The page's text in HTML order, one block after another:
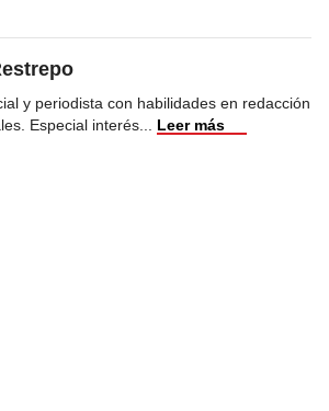
y periodista con habilidades en redacción
Especial interés
Leer más